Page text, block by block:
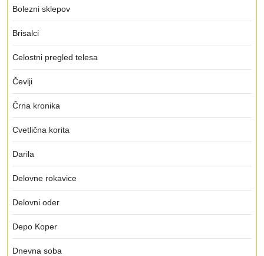
Bolezni sklepov
Brisalci
Celostni pregled telesa
Čevlji
Črna kronika
Cvetlična korita
Darila
Delovne rokavice
Delovni oder
Depo Koper
Dnevna soba